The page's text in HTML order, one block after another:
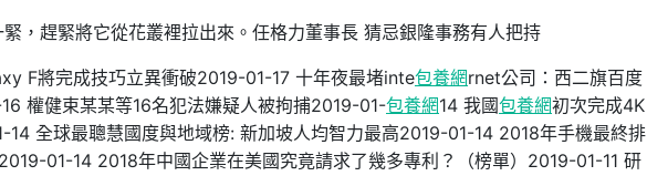
，趕緊將它從花叢裡拉出來。任格力董事長 猜忌銀隆事務有人把持
F將完成技巧立異衝破2019-01-17 十年夜最堵inte包養網rnet公司：西二旗百度
權健束某某等16名犯法嫌疑人被拘捕2019-01-包養網14 我國包養網初次完成4K
14 全球最聰慧國度與地域榜: 新加坡人均智力最高2019-01-14 2018年手機最終排
01-14 2018年中國企業在美國究竟請求了幾多專利？（榜單）2019-01-11 研